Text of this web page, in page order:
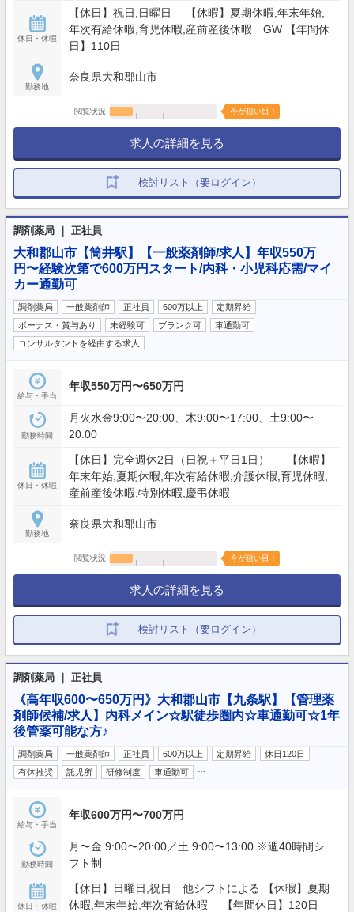
休日・休暇
【休日】祝日,日曜日 【休暇】夏期休暇,年末年始,
年次有給休暇,育児休暇,産前産後休暇 GW 【年間休
日】110日
勤務地
奈良県大和郡山市
閲覧状況 今が狙い目！
求人の詳細を見る
検討リスト（要ログイン）
調剤薬局 ｜ 正社員
大和郡山市【筒井駅】【一般薬剤師/求人】年収550万
円〜経験次第で600万円スタート/内科・小児科応需/マイ
カー通勤可
調剤薬局 一般薬剤師 正社員 600万以上
定期昇給
ボーナス・賞与あり
未経験可 ブランク可
車通勤可
コンサルタントを経由する求人
給与・手当
年収550万円〜650万円
勤務時間
月火水金9:00〜20:00、木9:00〜17:00、土9:00〜
20:00
休日・休暇
【休日】完全週休2日（日祝＋平日1日） 【休暇】
年末年始,夏期休暇,年次有給休暇,介護休暇,育児休暇,
産前産後休暇,特別休暇,慶弔休暇
勤務地
奈良県大和郡山市
閲覧状況 今が狙い目！
求人の詳細を見る
検討リスト（要ログイン）
調剤薬局 ｜ 正社員
《高年収600〜650万円》大和郡山市【九条駅】【管理薬
剤師候補/求人】内科メイン☆駅徒歩圏内☆車通勤可☆1年
後管薬可能な方♪
調剤薬局 一般薬剤師 正社員 600万以上 定期昇給
休日120日
有休推奨
託児所 研修制度 車通勤可
給与・手当
年収600万円〜700万円
勤務時間
月〜金 9:00〜20:00／土 9:00〜13:00 ※週40時間シ
フト制
休日・休暇
【休日】日曜日,祝日 他シフトによる 【休暇】夏期
休暇,年末年始,年次有給休暇 【年間休日】120日